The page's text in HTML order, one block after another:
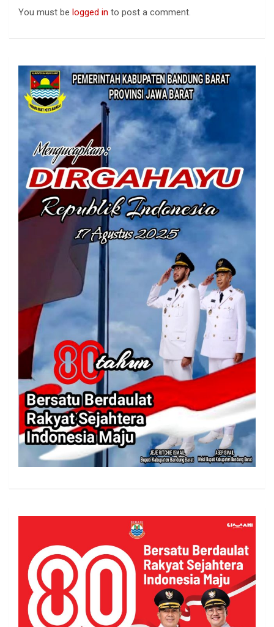
You must be logged in to post a comment.